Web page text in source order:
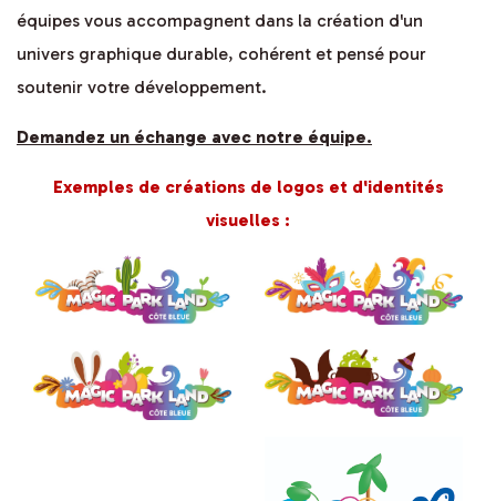
équipes vous accompagnent dans la création d'un
univers graphique durable, cohérent et pensé pour
soutenir votre développement.
Demandez un échange avec notre équipe.
Exemples de créations de logos et d'identités
visuelles :